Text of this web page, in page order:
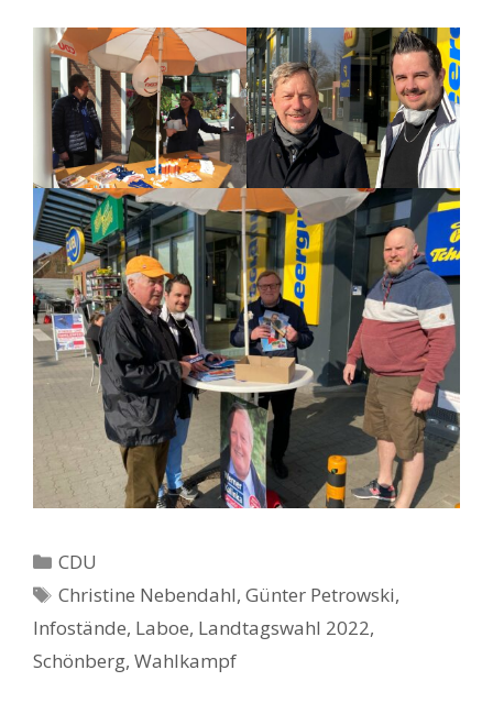
Kategorien
CDU
Schlagwörter
Christine Nebendahl,Günter Petrowski,
Infostände, Laboe, Landtagswahl 2022,
Schönberg, Wahlkampf